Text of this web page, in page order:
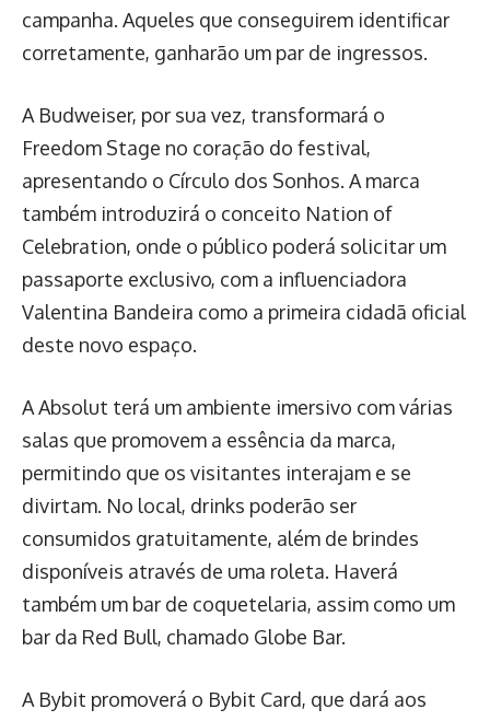
campanha. Aqueles que conseguirem identificar
corretamente, ganharão um par de ingressos.
A Budweiser, por sua vez, transformará o
Freedom Stage no coração do festival,
apresentando o Círculo dos Sonhos. A marca
também introduzirá o conceito Nation of
Celebration, onde o público poderá solicitar um
passaporte exclusivo, com a influenciadora
Valentina Bandeira como a primeira cidadã oficial
deste novo espaço.
A Absolut terá um ambiente imersivo com várias
salas que promovem a essência da marca,
permitindo que os visitantes interajam e se
divirtam. No local, drinks poderão ser
consumidos gratuitamente, além de brindes
disponíveis através de uma roleta. Haverá
também um bar de coquetelaria, assim como um
bar da Red Bull, chamado Globe Bar.
A Bybit promoverá o Bybit Card, que dará aos